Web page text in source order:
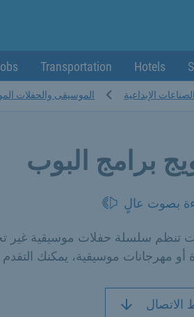
Hotels
Transportation
الإبداعية الموسيقى والحفلات
برامج البوب
بصوت عالٍ
تنظم سلسلة حفلات موسيقية غير
أو مهرجانات موسيقية، يمكنك
الاتصال